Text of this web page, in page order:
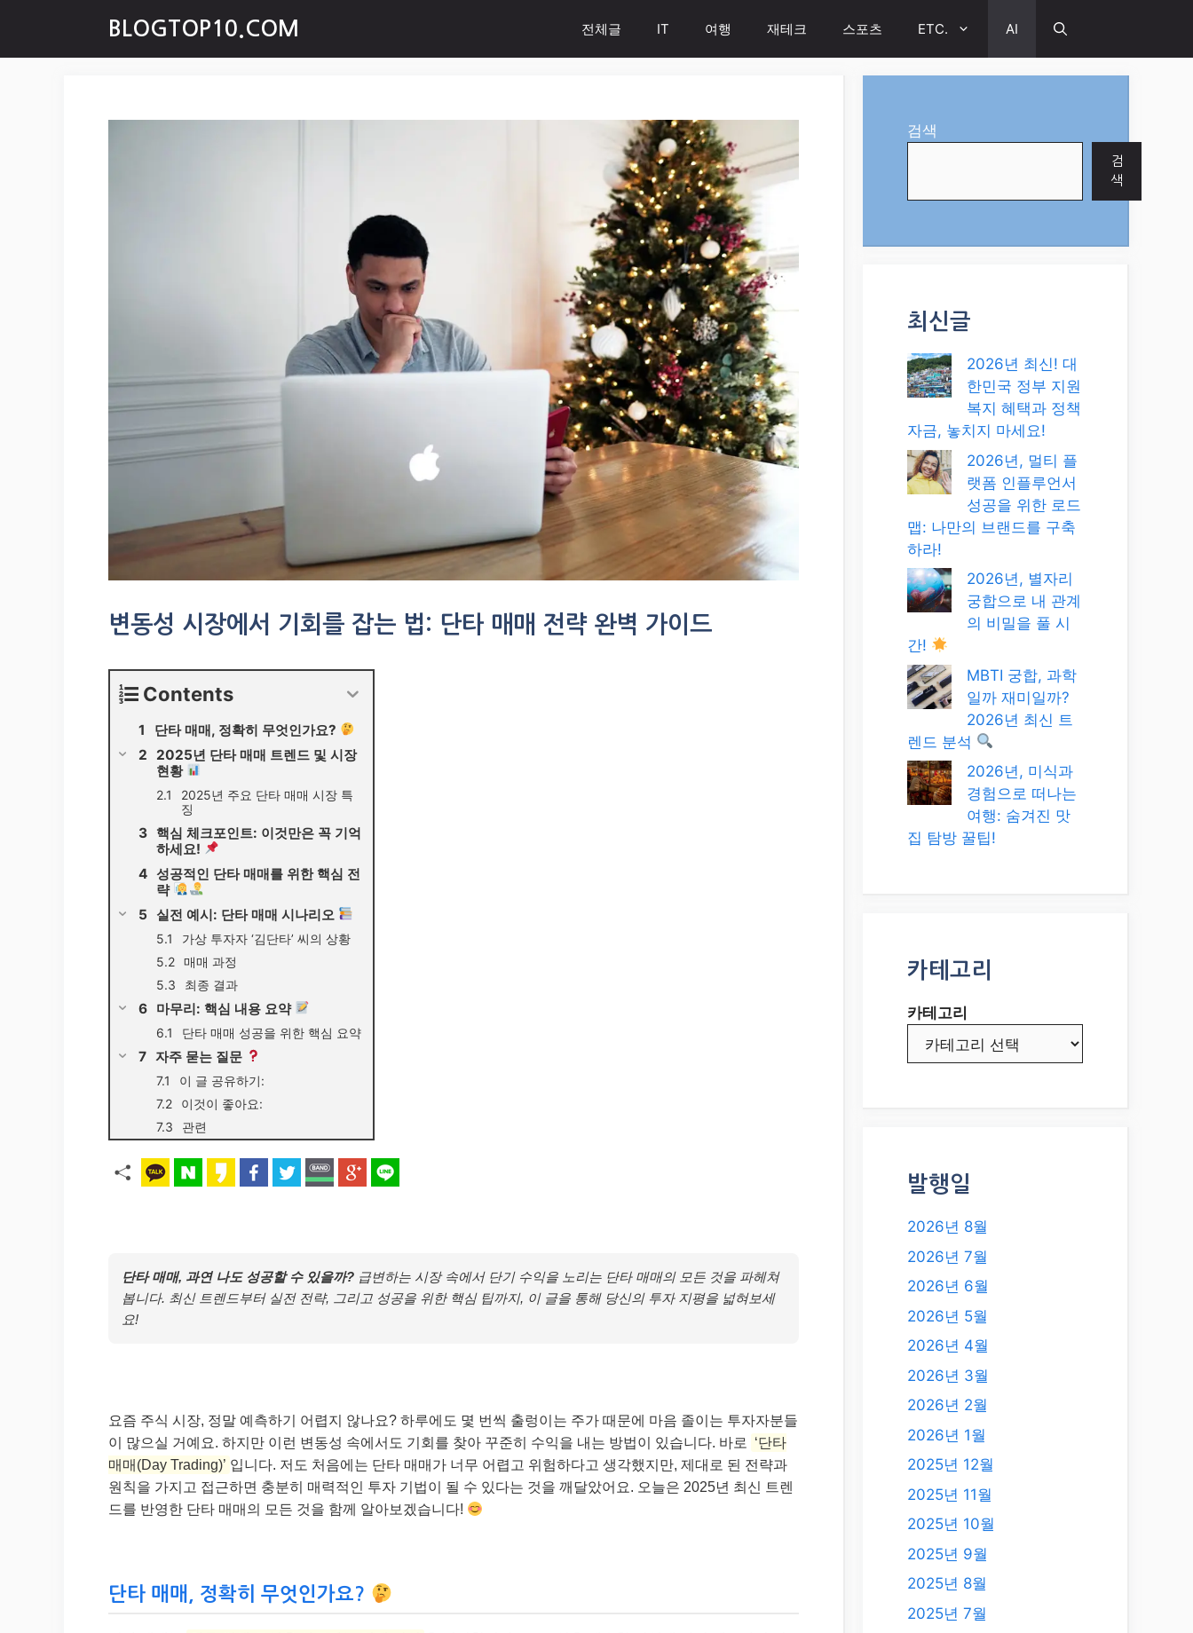
content
BLOGTOP10.COM 전체글 IT 여행 재테크 스포츠 ETC. AI
변동성 시장에서 기회를 잡는 법: 단타 매매 전략 완벽 가이드
Contents
단타 매매, 정확히 무엇인가요?
2025년 단타 매매 트렌드 및 시장
현황
2025년 주요 단타 매매 시장 특
징
핵심 체크포인트: 이것만은 꼭 기억
하세요!
성공적인 단타 매매를 위한 핵심 전
략
실전 예시: 단타 매매 시나리오
가상 투자자 ‘김단타’ 씨의 상황
매매 과정
최종 결과
마무리: 핵심 내용 요약
단타 매매 성공을 위한 핵심 요약
자주 묻는 질문
이 글 공유하기:
이것이 좋아요:
관련
단타 매매, 과연 나도 성공할 수 있을까? 급변하는 시장 속에서 단기 수익을 노리는 단타 매매의 모든 것을 파헤쳐
봅니다. 최신 트렌드부터 실전 전략, 그리고 성공을 위한 핵심 팁까지, 이 글을 통해 당신의 투자 지평을 넓혀보세
요!
요즘 주식 시장, 정말 예측하기 어렵지 않나요? 하루에도 몇 번씩 출렁이는 주가 때문에 마음 졸이는 투자자분들
이 많으실 거예요. 하지만 이런 변동성 속에서도 기회를 찾아 꾸준히 수익을 내는 방법이 있습니다. 바로
‘단타
매매(Day Trading)’ 입니다. 저도 처음에는 단타 매매가 너무 어렵고 위험하다고 생각했지만, 제대로 된 전략과
원칙을 가지고 접근하면 충분히 매력적인 투자 기법이 될 수 있다는 것을 깨달았어요. 오늘은 2025년 최신 트렌
드를 반영한 단타 매매의 모든 것을 함께 알아보겠습니다!
단타 매매, 정확히 무엇인가요?
검색
검
색
최신글
2026년 최신! 대
한민국 정부 지원
복지 혜택과 정책
자금, 놓치지 마세요!
2026년, 멀티 플
랫폼 인플루언서
성공을 위한 로드
맵: 나만의 브랜드를 구축
하라!
2026년, 별자리
궁합으로 내 관계
의 비밀을 풀 시
간!
MBTI 궁합, 과학
일까 재미일까?
2026년 최신 트
렌드 분석
2026년, 미식과
경험으로 떠나는
여행: 숨겨진 맛
집 탐방 꿀팁!
카테고리
카테고리
발행일
2026년 8월
2026년 7월
2026년 6월
2026년 5월
2026년 4월
2026년 3월
2026년 2월
2026년 1월
2025년 12월
2025년 11월
2025년 10월
2025년 9월
2025년 8월
2025년 7월